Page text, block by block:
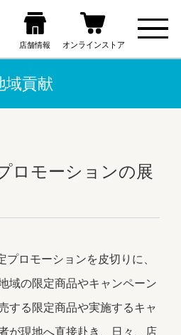
域貢献
ロモーションの展
ロモーションを皮切りに、
域の限定商品やキャンペーン
する限定商品や実施するキャ
が現地へ直接赴き、日々、店